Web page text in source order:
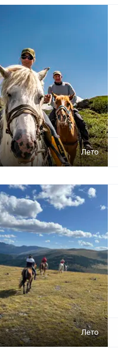
Лето
Лето